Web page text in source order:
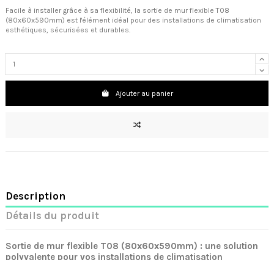
Facile à installer grâce à sa flexibilité, la sortie de mur flexible T08
(80x60x590mm) est l'élément idéal pour des installations de climatisation
esthétiques, sécurisées et durables.
Ajouter au panier
Description
Détails du produit
Sortie de mur flexible T08 (80x60x590mm) : une solution
polyvalente pour vos installations de climatisation